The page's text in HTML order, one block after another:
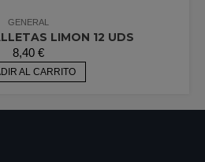
GENERAL
LIMON 12 UDS
8,40 €
AL CARRITO